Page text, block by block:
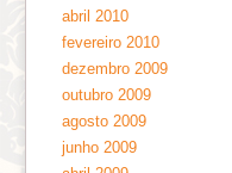
abril 2010
fevereiro 2010
dezembro 2009
outubro 2009
agosto 2009
junho 2009